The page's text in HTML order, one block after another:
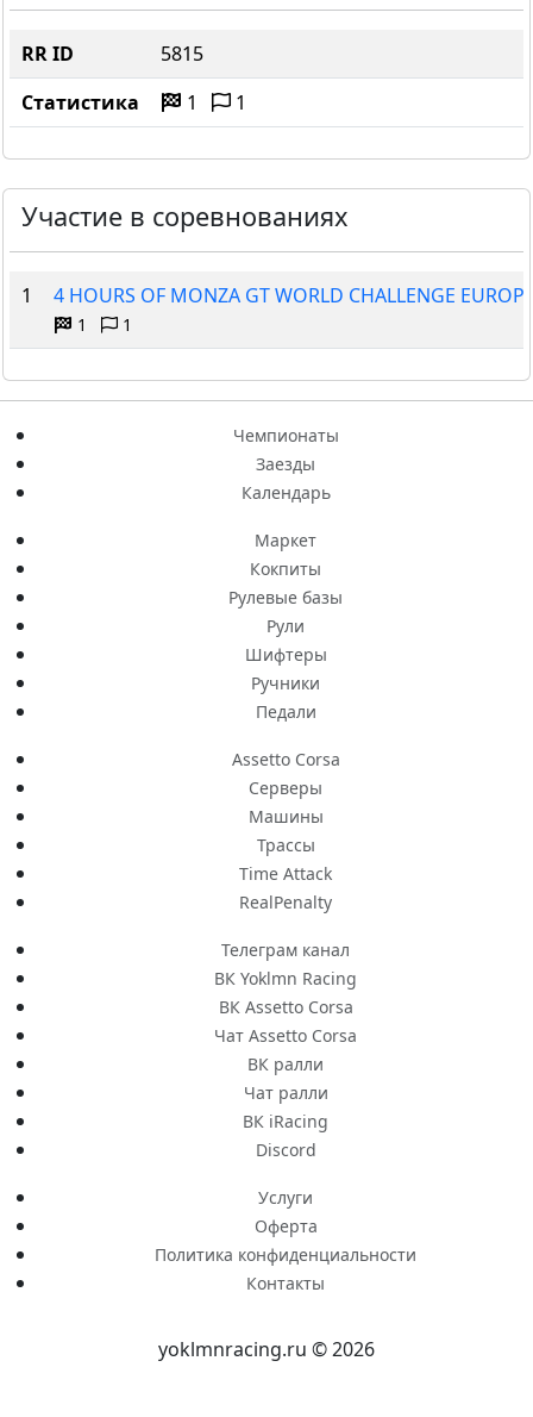
RR ID
5815
Статистика
1 1
Участие в соревнованиях
1 4 HOURS OF MONZA GT WORLD CHALLENGE
1 1
Чемпионаты
Заезды
Календарь
Маркет
Кокпиты
Рулевые базы
Рули
Шифтеры
Ручники
Педали
Assetto Corsa
Серверы
Машины
Трассы
Time Attack
RealPenalty
Телеграм канал
ВК Yoklmn Racing
ВК Assetto Corsa
Чат Assetto Corsa
ВК ралли
Чат ралли
ВК iRacing
Discord
Услуги
Оферта
Политика конфиденциальности
Контакты
yoklmnracing.ru © 2026